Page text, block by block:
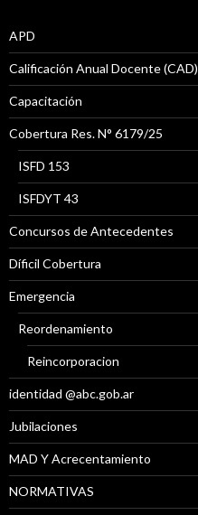
APD
Calificación Anual Docente (CAD)
Capacitación
Cobertura Res. N° 6179/25
ISFD 153
ISFDYT 43
Concursos de Antecedentes
Díficil Cobertura
Emergencia
Reordenamiento
Reincorporacion
identidad @abc.gob.ar
Jubilaciones
MAD Y Acrecentamiento
NORMATIVAS